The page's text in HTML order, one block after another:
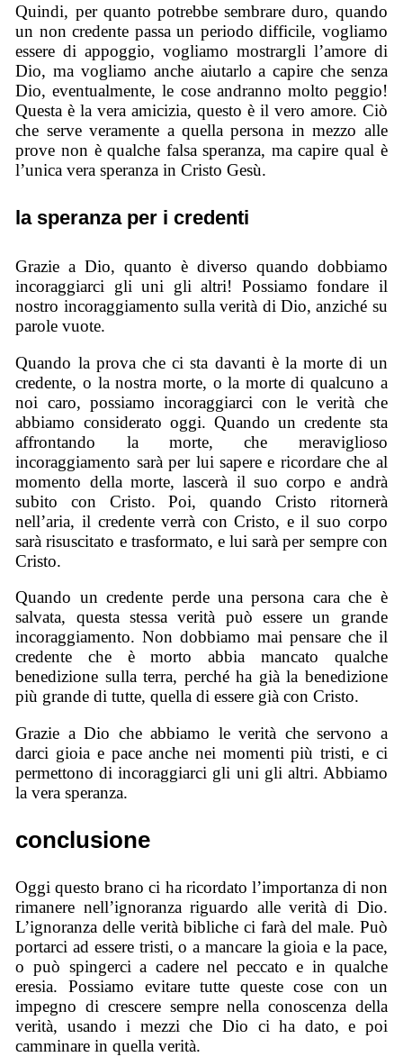
Quindi, per quanto potrebbe sembrare duro, quando
un non credente passa un periodo difficile, vogliamo
essere di appoggio, vogliamo mostrargli l’amore di
Dio, ma vogliamo anche aiutarlo a capire che senza
Dio, eventualmente, le cose andranno molto peggio!
Questa è la vera amicizia, questo è il vero amore. Ciò
che serve veramente a quella persona in mezzo alle
prove non è qualche falsa speranza, ma capire qual è
l’unica vera speranza in Cristo Gesù.
la speranza per i credenti
Grazie a Dio, quanto è diverso quando dobbiamo
incoraggiarci gli uni gli altri! Possiamo fondare il
nostro incoraggiamento sulla verità di Dio, anziché su
parole vuote.
Quando la prova che ci sta davanti è la morte di un
credente, o la nostra morte, o la morte di qualcuno a
noi caro, possiamo incoraggiarci con le verità che
abbiamo considerato oggi. Quando un credente sta
affrontando la morte, che meraviglioso
incoraggiamento sarà per lui sapere e ricordare che al
momento della morte, lascerà il suo corpo e andrà
subito con Cristo. Poi, quando Cristo ritornerà
nell’aria, il credente verrà con Cristo, e il suo corpo
sarà risuscitato e trasformato, e lui sarà per sempre con
Cristo.
Quando un credente perde una persona cara che è
salvata, questa stessa verità può essere un grande
incoraggiamento. Non dobbiamo mai pensare che il
credente che è morto abbia mancato qualche
benedizione sulla terra, perché ha già la benedizione
più grande di tutte, quella di essere già con Cristo.
Grazie a Dio che abbiamo le verità che servono a
darci gioia e pace anche nei momenti più tristi, e ci
permettono di incoraggiarci gli uni gli altri. Abbiamo
la vera speranza.
conclusione
Oggi questo brano ci ha ricordato l’importanza di non
rimanere nell’ignoranza riguardo alle verità di Dio.
L’ignoranza delle verità bibliche ci farà del male. Può
portarci ad essere tristi, o a mancare la gioia e la pace,
o può spingerci a cadere nel peccato e in qualche
eresia. Possiamo evitare tutte queste cose con un
impegno di crescere sempre nella conoscenza della
verità, usando i mezzi che Dio ci ha dato, e poi
camminare in quella verità.